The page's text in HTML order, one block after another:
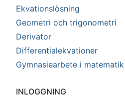
Ekvationslösning
Geometri och trigonometri
Derivator
Differentialekvationer
Gymnasiearbete i matematik
INLOGGNING